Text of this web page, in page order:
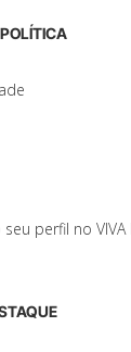
perfil no VIVA